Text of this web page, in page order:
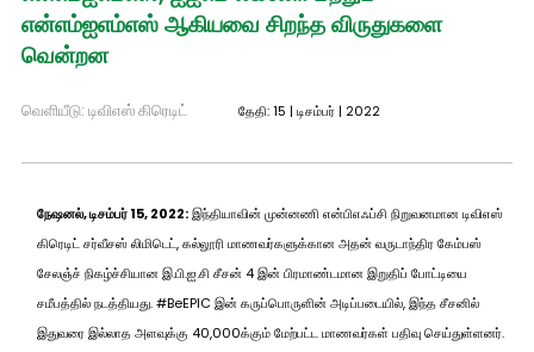
என்எம்ஐஎம்எஸ் ஆகியவை சிறந்த விருதுகளை
வென்றன
வெளியீடு: டிவிஎஸ் கிரெடிட் தேதி: 15 | டிசம்பர் | 2022
நேஷனல், டிசம்பர் 15, 2022:இந்தியாவின் முன்னணி என்பிஎஃப்சி நிறுவனமான டிவிஎஸ்
கிரெடிட் சர்வீசஸ் லிமிடெட், கல்லூரி மாணவர்களுக்கான அதன் வருடாந்திர கேம்பஸ்
சேலஞ்ச் நிகழ்ச்சியான இ.பி.ஐ.சி சீசன் 4 இன் பிரமாண்டமான இறுதிப் போட்டியை
சமீபத்தில் நடத்தியது. #BeEPIC இன் கருப்பொருளின் அடிப்படையில், இந்த சீசனில்
இதுவரை இல்லாத அளவுக்கு 40,000க்கும் மேற்பட்ட மாணவர்கள் பதிவு செய்துள்ளனர்.